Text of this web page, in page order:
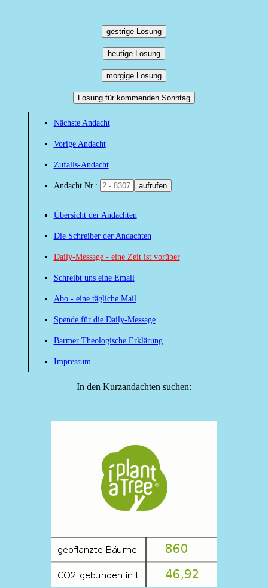
gestrige Losung
heutige Losung
morgige Losung
Losung für kommenden Sonntag
Nächste Andacht
Vorige Andacht
Zufalls-Andacht
Andacht Nr.: aufrufen
Übersicht der Andachten
Die Schreiber der Andachten
Daily-Message - eine Zeit ist vorüber
Schreibt uns eine Email
Abo - eine tägliche Mail
Spende für die Daily-Message
Barmer Theologische Erklärung
Impressum
In den Kurzandachten suchen: